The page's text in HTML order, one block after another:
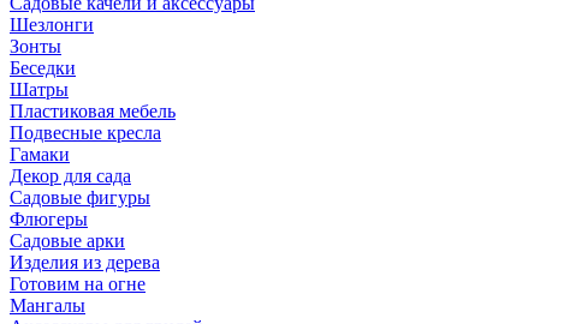
Шезлонги
Зонты
Беседки
Шатры
Пластиковая мебель
Подвесные кресла
Гамаки
Декор для сада
Садовые фигуры
Флюгеры
Садовые арки
Изделия из дерева
Готовим на огне
Мангалы